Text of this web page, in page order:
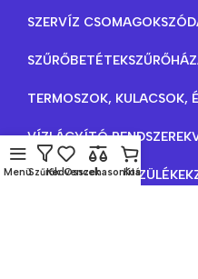
SZERVÍZ CSOMAGOK
SZŰRŐBETÉTEK
TERMOSZOK, KULACSOK,
VÍZLÁGYÍTÓ RENDSZEREK
VÍZTISZTÍTÓ KÉSZÜLÉKEK
MenüSzűrőkKedvencek
Összehasonlítás
Kosár